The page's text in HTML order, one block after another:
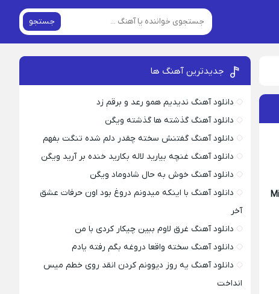
جستجو
جدیدترین آهنگ ها
دانلود آهنگ ندیدیم همو رعد و برقم زد
دانلود آهنگ گذشته ها گذشته ویگن
دانلود آهنگ گفتنش سخته چقدر دلم شده تنگت بفهم
دانلود آهنگ غنچه بیارید لاله بکارید خنده بر آرید ویگن
دانلود آهنگ خوش به حال شادوماد ویگن
دانلود آهنگ با اینکه میدونم دروغ بود اون حرفات عشق
آخر
دانلود آهنگ غرق لاوم ببین چیکار کردی با من
دانلود آهنگ سخته واقعا دروغه بگم رفته یادم
دانلود آهنگ یه روز دیوونم کردن انقد روی خطم میس
انداخت